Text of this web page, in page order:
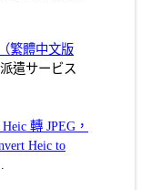
繁體中文版
遣サービス
轉 JPEG，
Heic to